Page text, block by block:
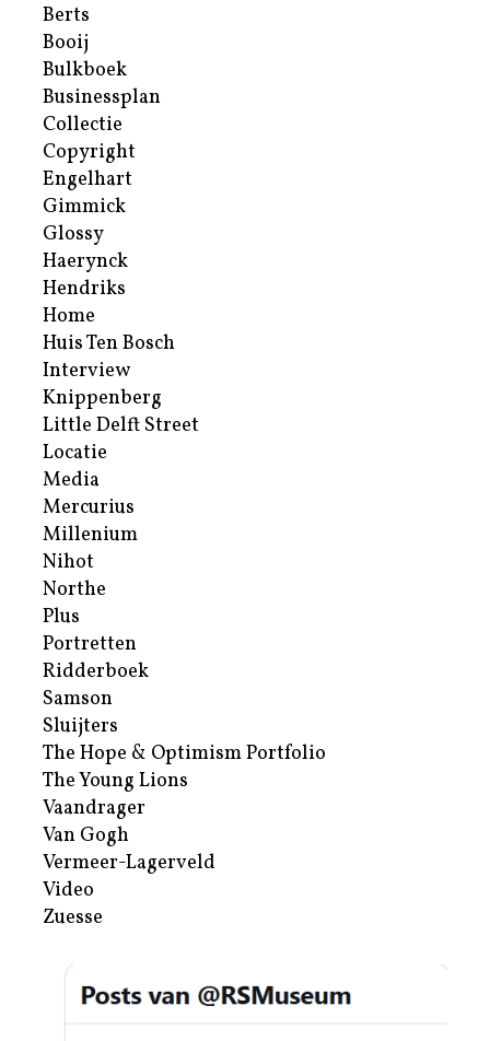
Berts
Booij
Bulkboek
Businessplan
Collectie
Copyright
Engelhart
Gimmick
Glossy
Haerynck
Hendriks
Home
Huis Ten Bosch
Interview
Knippenberg
Little Delft Street
Locatie
Media
Mercurius
Millenium
Nihot
Northe
Plus
Portretten
Ridderboek
Samson
Sluijters
The Hope & Optimism Portfolio
The Young Lions
Vaandrager
Van Gogh
Vermeer-Lagerveld
Video
Zuesse